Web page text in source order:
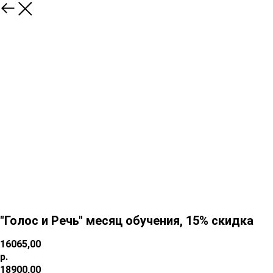
"Голос и Речь" месяц обучения, 15% скидка
16065,00
р.
18900,00